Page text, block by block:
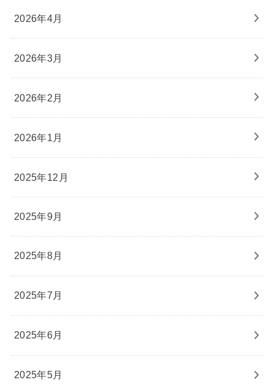
2026年4月
2026年3月
2026年2月
2026年1月
2025年12月
2025年9月
2025年8月
2025年7月
2025年6月
2025年5月